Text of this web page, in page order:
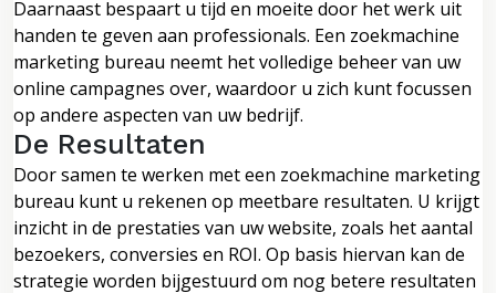
Daarnaast bespaart u tijd en moeite door het werk uit
handen te geven aan professionals. Een zoekmachine
marketing bureau neemt het volledige beheer van uw
online campagnes over, waardoor u zich kunt focussen
op andere aspecten van uw bedrijf.
De Resultaten
Door samen te werken met een zoekmachine marketing
bureau kunt u rekenen op meetbare resultaten. U krijgt
inzicht in de prestaties van uw website, zoals het aantal
bezoekers, conversies en ROI. Op basis hiervan kan de
strategie worden bijgestuurd om nog betere resultaten